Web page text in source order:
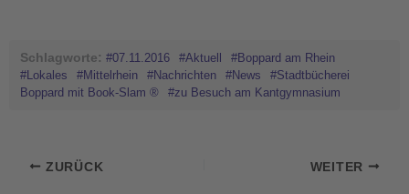
Schlagworte: #07.11.2016 #Aktuell
#Boppard am Rhein
#Lokales
#Mittelrhein #Nachrichten #News
#Stadtbücherei
Boppard mit Book-Slam ®
#zu Besuch am Kantgymnasium
ZURÜCK WEITER